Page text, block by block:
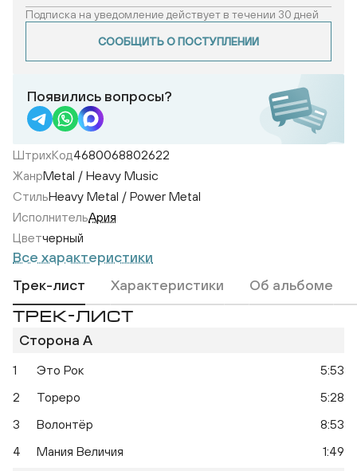
Подписка на уведомление действует в течении 30 дней
СООБЩИТЬ О ПОСТУПЛЕНИИ
Появились вопросы?
ШтрихКод4680068802622
ЖанрMetal / Heavy Music
СтильHeavy Metal / Power Metal
ИсполнительАрия
Цветчерный
Все характеристики
Трек-лист
Характеристики Об альбоме
ТРЕК-ЛИСТ
Сторона A
1 Это Рок
5:53
2
Тореро
5:28
3
Волонтёр
8:53
4
Мания Величия 1:49